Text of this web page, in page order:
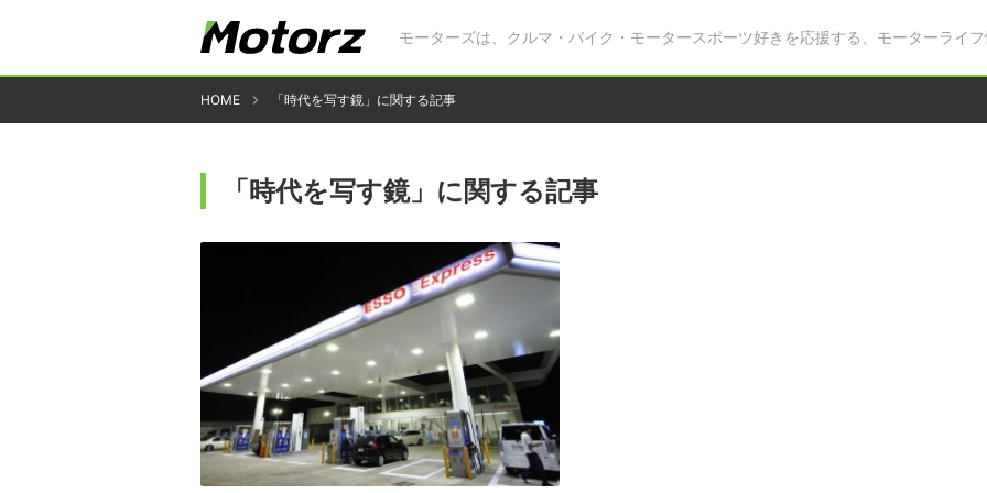
モーターズは、クルマ・バイク・モータースポーツ好きを応援する、モーターライフ
HOME 「時代を写す鏡」に関する記事
「時代を写す鏡」に関する記事